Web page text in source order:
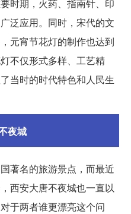
时期，火药、指南针、印
泛应用。同时，宋代的文
元宵节花灯的制作也达到
不仅形式多样、工艺精
当时的时代特色和人民生
夜城
著名的旅游景点，而最近
西安大唐不夜城也一直以
于两者谁更漂亮这个问